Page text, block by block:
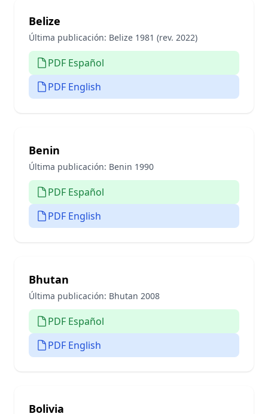
Belize
Última publicación: Belize 1981 (rev. 2022)
PDF Español
PDF English
Benin
Última publicación: Benin 1990
PDF Español
PDF English
Bhutan
Última publicación: Bhutan 2008
PDF Español
PDF English
Bolivia